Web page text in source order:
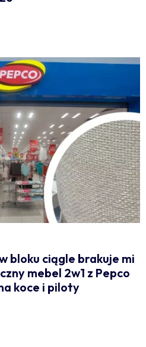
bloku ciągle brakuje mi
mebel 2w1 z Pepco
koce i piloty